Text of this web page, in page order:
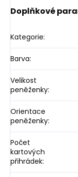
Doplňkové
Kategorie:
Barva:
Velikost
peněženky:
Orientace
peněženky:
Počet
kartových
přihrádek: